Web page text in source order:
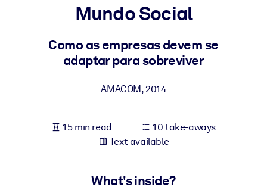
For LMS/LXP
Bring bite-sized, verified knowledge into your LMS/LXP for
For Corporate Libraries
knowledge.
Mundo Social
Como as empresas devem se
adaptar para sobreviver
AMACOM,2014
15 min read
10 take-aways
Text available
What's inside?